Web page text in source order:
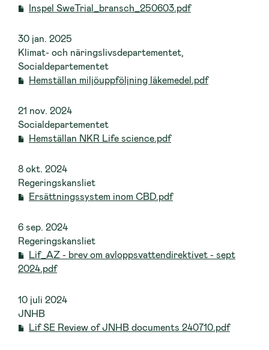
Inspel SweTrial_bransch_250603.pdf
30 jan. 2025
Klimat- och näringslivsdepartementet,
Socialdepartementet
Hemställan miljöuppföljning läkemedel.pdf
21 nov. 2024
Socialdepartementet
Hemställan NKR Life science.pdf
8 okt. 2024
Regeringskansliet
Ersättningssystem inom CBD.pdf
6 sep. 2024
Regeringskansliet
Lif_AZ - brev om avloppsvattendirektivet - sept
2024.pdf
10 juli 2024
JNHB
Lif SE Review of JNHB documents 240710.pdf